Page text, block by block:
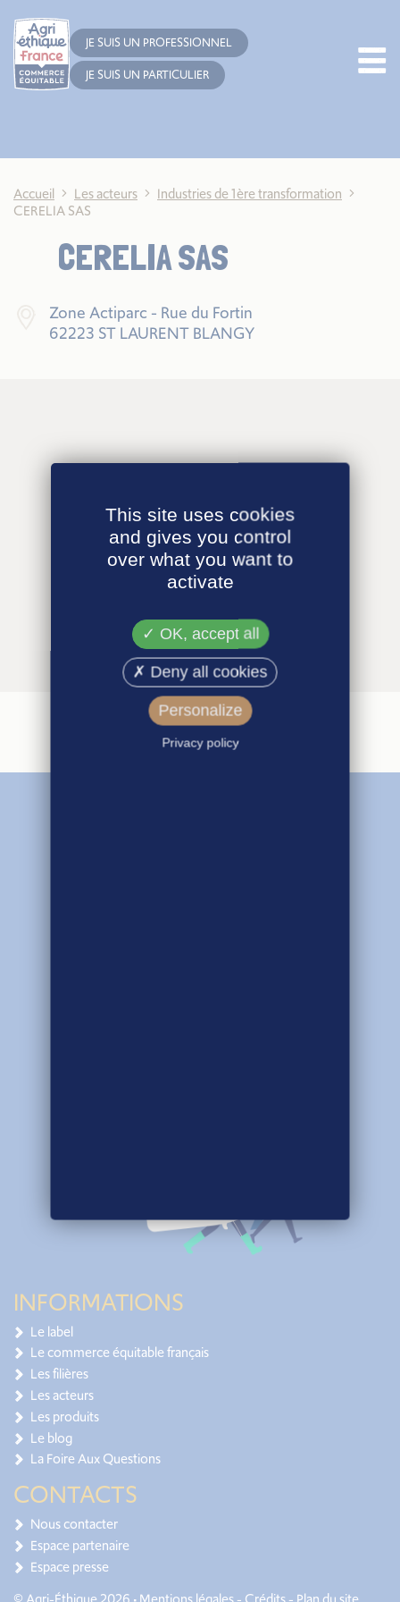
JE SUIS UN PROFESSIONNEL
JE SUIS UN PARTICULIER
Accueil Les acteurs
Industries de 1ère transformation
CERELIA SAS
CERELIA SAS
Zone Actiparc - Rue du Fortin
62223 ST LAURENT BLANGY
INFORMATIONS
Le label
Le commerce équitable français
Les filières
Les acteurs
Les produits
Le blog
La Foire Aux Questions
CONTACTS
Nous contacter
Espace partenaire
Espace presse
This site uses cookies
and gives you control
over what you want to
activate
OK, accept all
Deny all cookies
Personalize
Privacy policy